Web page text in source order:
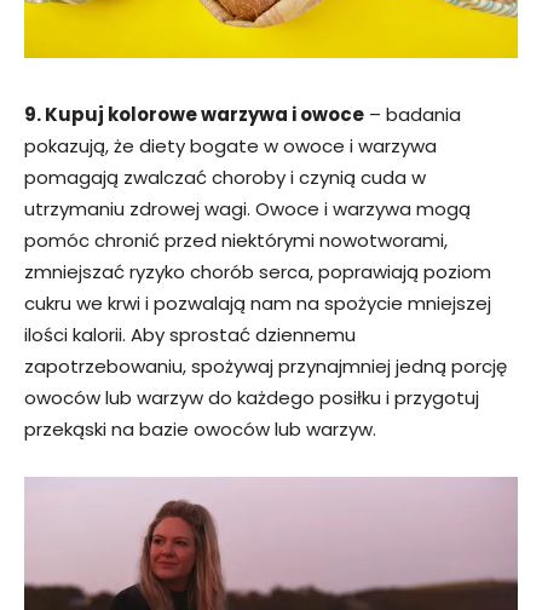
9. Kupuj kolorowe warzywa i owoce – badania
pokazują, że diety bogate w owoce i warzywa
pomagają zwalczać choroby i czynią cuda w
utrzymaniu zdrowej wagi. Owoce i warzywa mogą
pomóc chronić przed niektórymi nowotworami,
zmniejszać ryzyko chorób serca, poprawiają poziom
cukru we krwi i pozwalają nam na spożycie mniejszej
ilości kalorii. Aby sprostać dziennemu
zapotrzebowaniu, spożywaj przynajmniej jedną porcję
owoców lub warzyw do każdego posiłku i przygotuj
przekąski na bazie owoców lub warzyw.